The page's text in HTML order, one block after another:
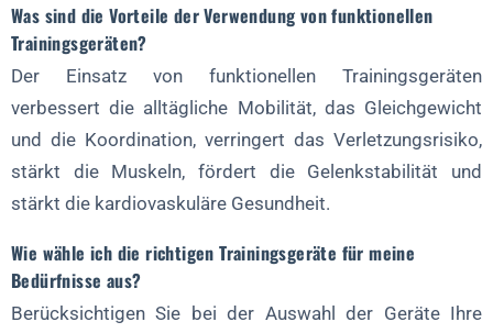
Was sind die Vorteile der Verwendung von funktionellen
Trainingsgeräten?
Der Einsatz von funktionellen Trainingsgeräten
verbessert die alltägliche Mobilität, das Gleichgewicht
und die Koordination, verringert das Verletzungsrisiko,
stärkt die Muskeln, fördert die Gelenkstabilität und
stärkt die kardiovaskuläre Gesundheit.
Wie wähle ich die richtigen Trainingsgeräte für meine
Bedürfnisse aus?
Berücksichtigen Sie bei der Auswahl der Geräte Ihre